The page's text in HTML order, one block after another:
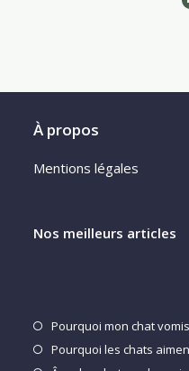
À propos
Mentions légales
Nos meilleurs articles
Pourquoi mon chat
Pourquoi les chats